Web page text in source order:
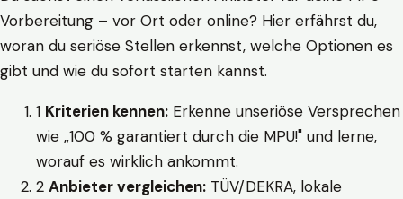
Vorbereitung – vor Ort oder online? Hier erfährst du,
woran du seriöse Stellen erkennst, welche Optionen es
gibt und wie du sofort starten kannst.
1 Kriterien kennen: Erkenne unseriöse Versprechen
wie „100 % garantiert durch die MPU!" und lerne,
worauf es wirklich ankommt.
2 Anbieter vergleichen: TÜV/DEKRA, lokale